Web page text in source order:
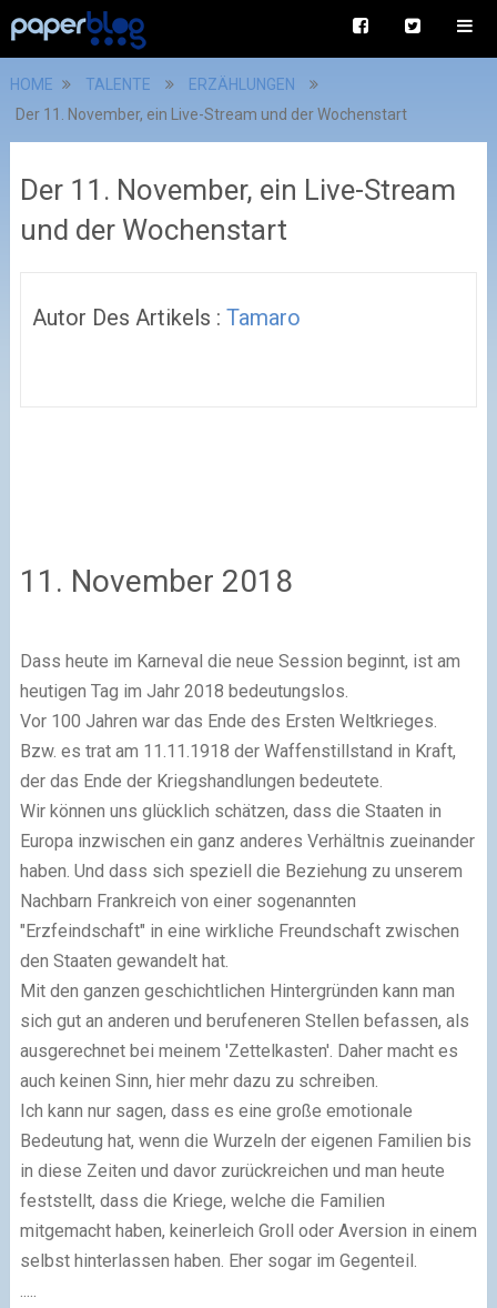
HOME TALENTE
ERZÄHLUNGEN
Der 11. November, ein Live-Stream und der Wochenstart
Der 11. November, ein Live-Stream
und der Wochenstart
Autor Des Artikels : Tamaro
11. November 2018
Dass heute im Karneval die neue Session beginnt, ist am
heutigen Tag im Jahr 2018 bedeutungslos.
Vor 100 Jahren war das Ende des Ersten Weltkrieges.
Bzw. es trat am 11.11.1918 der Waffenstillstand in Kraft,
der das Ende der Kriegshandlungen bedeutete.
Wir können uns glücklich schätzen, dass die Staaten in
Europa inzwischen ein ganz anderes Verhältnis zueinander
haben. Und dass sich speziell die Beziehung zu unserem
Nachbarn Frankreich von einer sogenannten
"Erzfeindschaft" in eine wirkliche Freund­schaft zwischen
den Staaten gewandelt hat.
Mit den ganzen geschichtlichen Hintergründen kann man
sich gut an anderen und be­rufe­ne­ren Stellen befassen, als
ausgerechnet bei meinem 'Zettelkasten'. Daher macht es
auch keinen Sinn, hier mehr dazu zu schreiben.
Ich kann nur sagen, dass es eine große emotionale
Bedeutung hat, wenn die Wurzeln der eigenen Familien bis
in diese Zeiten und davor zurückreichen und man heute
fest­stellt, dass die Kriege, welche die Familien
mitgemacht haben, keinerleich Groll oder Aversion in einem
selbst hinterlassen haben. Eher sogar im Gegenteil.
.....